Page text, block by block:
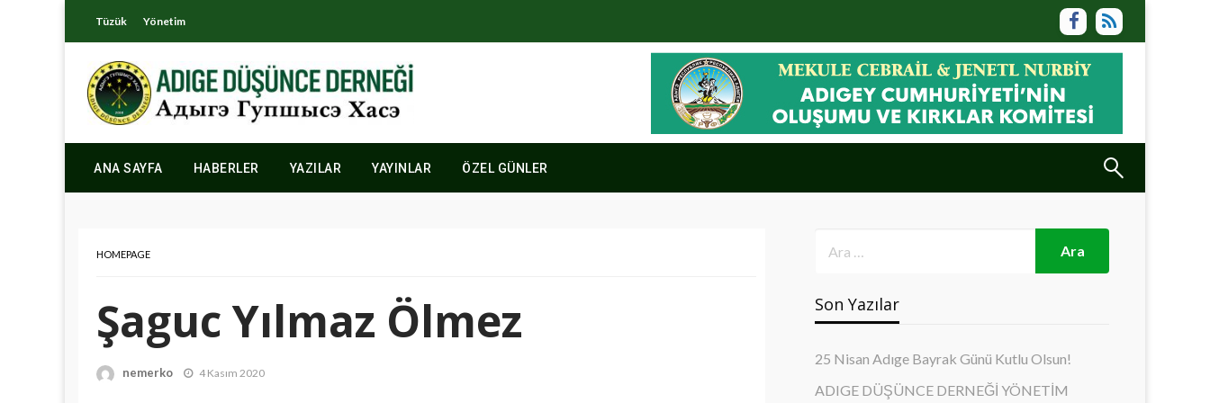
Tüzük Yönetim
ANA SAYFA HABERLER YAZILAR YAYINLAR ÖZEL GÜNLER
HOMEPAGE
Şaguc Yılmaz Ölmez
nemerko 4 Kasım 2020
Son Yazılar
25 Nisan Adıge Bayrak Günü Kutlu Olsun!
ADIGE DÜŞÜNCE DERNEĞİ YÖNETİM